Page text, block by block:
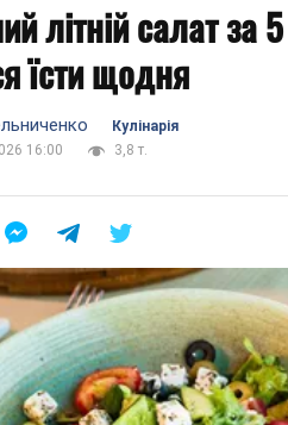
літній салат за
їсти щодня
Кулінарія
16:00
3,8 т.